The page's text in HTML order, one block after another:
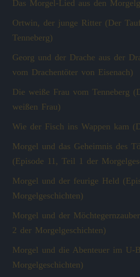
Das Morgel-Lied aus den
Ortwin, der junge Ritter (Der
Tenneberg)
Georg und der Drache aus der
vom Drachentöter von Eisenach)
Die weiße Frau vom Tenneberg
weißen Frau)
Wie der Fisch ins Wappen kam
Morgel und das Geheimnis des
(Episode 11, Teil 1 der
Morgel und der feurige Held
Morgelgeschichten)
Morgel und der
2 der Morgelgeschichten)
Morgel und die Abenteuer im U-
Morgelgeschichten)